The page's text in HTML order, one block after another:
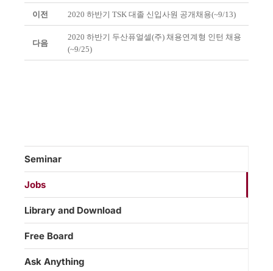
이전 2020 하반기 TSK 대졸 신입사원 공개채용(~9/13)
다음
2020 하반기 두산퓨얼셀(주) 채용연계형 인턴 채용
(~9/25)
Seminar
Jobs
Library and Download
Free Board
Ask Anything